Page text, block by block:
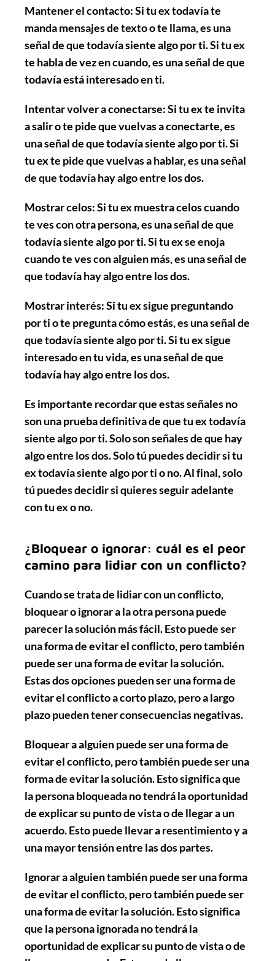
Mantener el contacto: Si tu ex todavía te
manda mensajes de texto o te llama, es una
señal de que todavía siente algo por ti. Si tu ex
te habla de vez en cuando, es una señal de que
todavía está interesado en ti.
Intentar volver a conectarse: Si tu ex te invita
a salir o te pide que vuelvas a conectarte, es
una señal de que todavía siente algo por ti. Si
tu ex te pide que vuelvas a hablar, es una señal
de que todavía hay algo entre los dos.
Mostrar celos: Si tu ex muestra celos cuando
te ves con otra persona, es una señal de que
todavía siente algo por ti. Si tu ex se enoja
cuando te ves con alguien más, es una señal de
que todavía hay algo entre los dos.
Mostrar interés: Si tu ex sigue preguntando
por ti o te pregunta cómo estás, es una señal de
que todavía siente algo por ti. Si tu ex sigue
interesado en tu vida, es una señal de que
todavía hay algo entre los dos.
Es importante recordar que estas señales no
son una prueba definitiva de que tu ex todavía
siente algo por ti. Solo son señales de que hay
algo entre los dos. Solo tú puedes decidir si tu
ex todavía siente algo por ti o no. Al final, solo
tú puedes decidir si quieres seguir adelante
con tu ex o no.
¿Bloquear o ignorar: cuál es el peor
camino para lidiar con un conflicto?
Cuando se trata de lidiar con un conflicto,
bloquear o ignorara la otra persona puede
parecer la solución más fácil. Esto puede ser
una forma de evitar el conflicto, pero también
puede ser una forma de evitar la solución.
Estas dos opciones pueden ser una forma de
evitar el conflicto a corto plazo, pero a largo
plazo pueden tener consecuencias negativas.
Bloquear a alguien puede ser una forma de
evitar el conflicto, pero también puede ser una
forma de evitar la solución. Esto significa que
la persona bloqueada no tendrá la oportunidad
de explicar su punto de vista o de llegar a un
acuerdo. Esto puede llevar a resentimiento y a
una mayor tensión entre las dos partes.
Ignorar a alguien también puede ser una forma
de evitar el conflicto, pero también puede ser
una forma de evitar la solución. Esto significa
que la persona ignorada no tendrá la
oportunidad de explicar su punto de vista o de